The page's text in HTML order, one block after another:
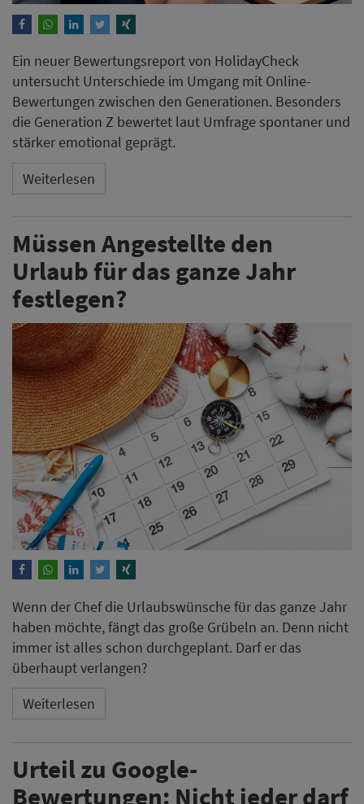
Ein neuer Bewertungsreport von HolidayCheck
untersucht Unterschiede im Umgang mit Online-
Bewertungen zwischen den Generationen. Besonders
die Generation Z bewertet laut Umfrage spontaner und
stärker emotional geprägt.
Weiterlesen
Müssen Angestellte den
Urlaub für das ganze Jahr
festlegen?
Wenn der Chef die Urlaubswünsche für das ganze Jahr
haben möchte, fängt das große Grübeln an. Denn nicht
immer ist alles schon durchgeplant. Darf er das
überhaupt verlangen?
Weiterlesen
Urteil zu Google-
Bewertungen: Nicht jeder darf